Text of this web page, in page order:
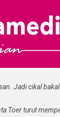
Jadi cikal
Toer turut